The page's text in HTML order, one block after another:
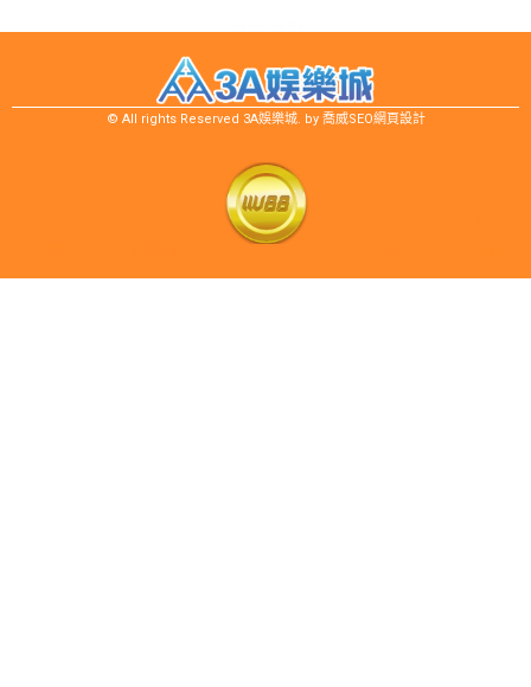
© All rights Reserved 3A娛樂城. by 喬威SEO網頁設計
登入